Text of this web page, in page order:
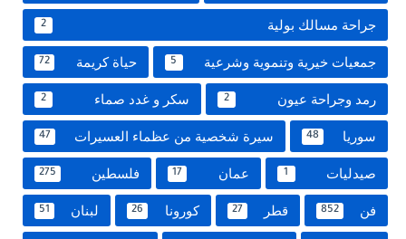
جراحة مسالك بولية 2
جمعيات خيرية وتنموية وشرعية 5 حياة كريمة 72
رمد وجراحة عيون 2 سكر و غدد صماء 2
سوريا 48 سيرة شخصية من عظماء العسيرات 47
صيدليات 1 عمان 17 فلسطين 275
فن 852 قطر 27 كورونا 26 لبنان 51